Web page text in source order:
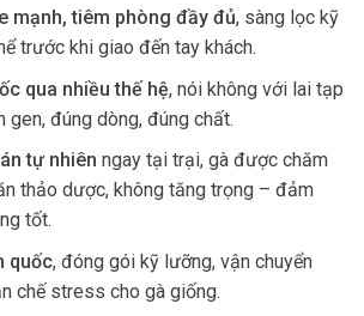
mạnh, tiêm phòng đầy đủ, sàng lọc kỹ
trước khi giao đến tay khách.
qua nhiều thế hệ, nói không với lai tạp
gen, đúng dòng, đúng chất.
tự nhiên ngay tại trại, gà được chăm
thảo dược, không tăng trọng – đảm
tốt.
quốc, đóng gói kỹ lưỡng, vận chuyển
chế stress cho gà giống.